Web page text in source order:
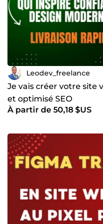
Leodev_freelance
Je vais créer votre site
et optimisé SEO
À partir de 50,18 $US